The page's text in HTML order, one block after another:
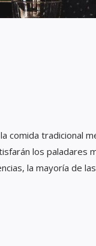
comida tradicional
los paladares
la mayoría de